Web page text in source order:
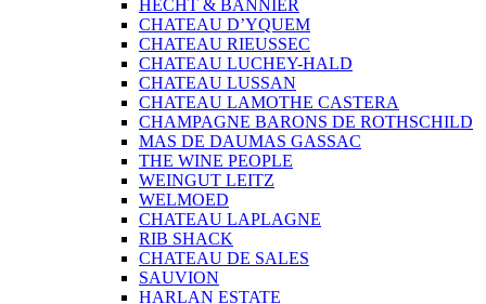
HECHT & BANNIER
CHATEAU D’YQUEM
CHATEAU RIEUSSEC
CHATEAU LUCHEY-HALD
CHATEAU LUSSAN
CHATEAU LAMOTHE CASTERA
CHAMPAGNE BARONS DE ROTHSCHILD
MAS DE DAUMAS GASSAC
THE WINE PEOPLE
WEINGUT LEITZ
WELMOED
CHATEAU LAPLAGNE
RIB SHACK
CHATEAU DE SALES
SAUVION
HARLAN ESTATE